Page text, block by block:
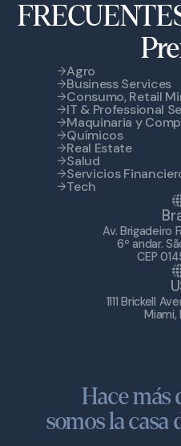
Agro
Business Services
Consumo, Retail
IT & Professional
Maquinaria y
Químicos
Real Estate
Salud
Servicios
Tech
Av. Brigadeiro
6º andar.
CEP
1111 Brickell
Miami,
Hace más
somos la casa